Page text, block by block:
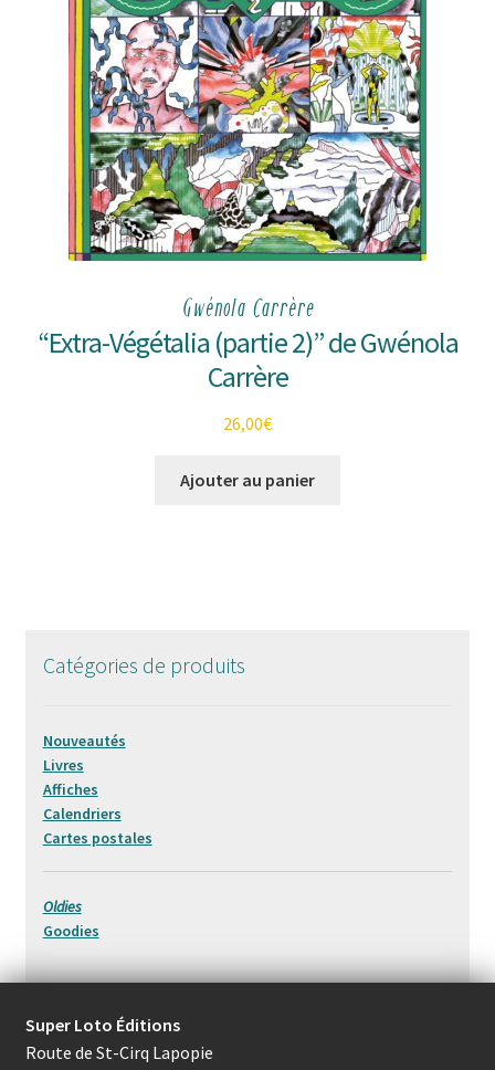
Gwénola Carrère
“Extra-Végétalia (partie 2)” de Gwénola
Carrère
26,00€
Ajouter au panier
Catégories de produits
Nouveautés
Livres
Affiches
Calendriers
Cartes postales
Oldies
Goodies
Super Loto Éditions
Route de St-Cirq Lapopie